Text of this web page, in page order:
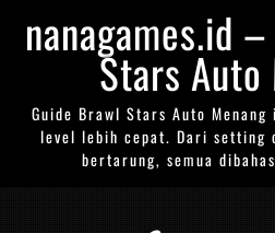
nanagames.id
Stars Auto
Guide Brawl Stars Auto
level lebih cepat. Dari setting
bertarung, semua